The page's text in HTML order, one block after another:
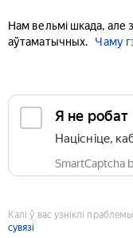
Нам вельмі шкада,
аўтаматычных.
Чаму
Я не робат
Націсніце,
SmartCaptcha
Калі ў вас узніклі
сувязі